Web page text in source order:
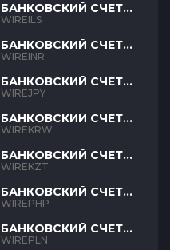
БАНКОВСКИЙ СЧЕТ
ILS
WIREILS
БАНКОВСКИЙ СЧЕТ
INR
WIREINR
БАНКОВСКИЙ СЧЕТ
JPY
WIREJPY
БАНКОВСКИЙ СЧЕТ
KRW
WIREKRW
БАНКОВСКИЙ СЧЕТ
KZT
WIREKZT
БАНКОВСКИЙ СЧЕТ
PHP
WIREPHP
БАНКОВСКИЙ СЧЕТ
PLN
WIREPLN